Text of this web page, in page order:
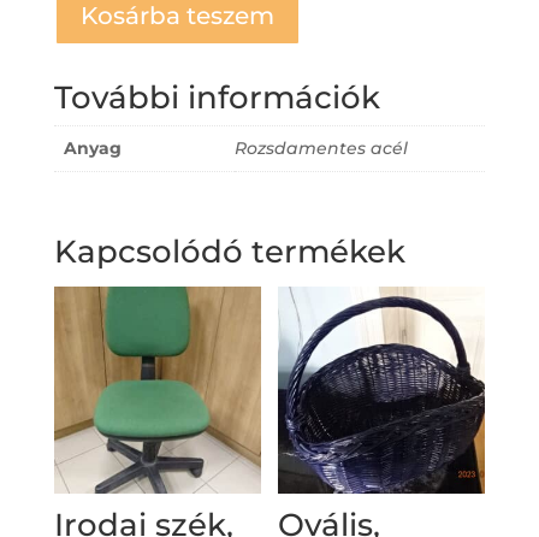
Kosárba teszem
További információk
Anyag Rozsdamentes acél
Kapcsolódó termékek
Irodai szék, Ovális,